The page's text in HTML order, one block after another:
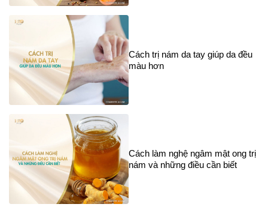
Cách trị nám da tay giúp da đều
màu hơn
Cách làm nghệ ngâm mật ong trị
nám và những điều cần biết